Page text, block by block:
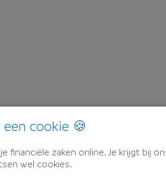
cookie 🍪
financiële zaken online. Je krijgt bij
wel cookies.